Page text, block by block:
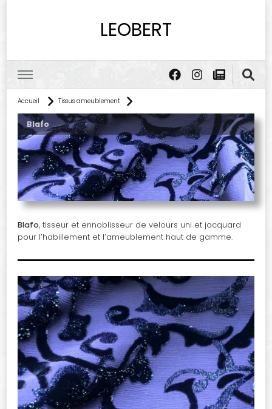
LEOBERT
Accueil Tissus ameublement
Blafo
Blafo, tisseur et ennoblisseur de velours uni et jacquard
pour l’habillement et l’ameublement haut de gamme.